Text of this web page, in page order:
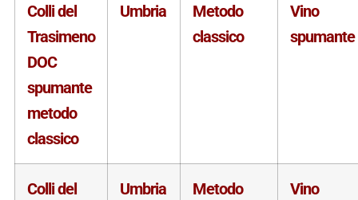
Colli del
Trasimeno
DOC
spumante
metodo
classico
Umbria
Metodo
classico
Vino
spumante
Colli del
Umbria
Metodo
Vino